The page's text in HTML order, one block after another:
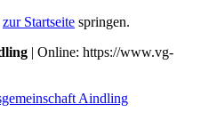
zur Startseite springen.
| Online: https://www.vg-